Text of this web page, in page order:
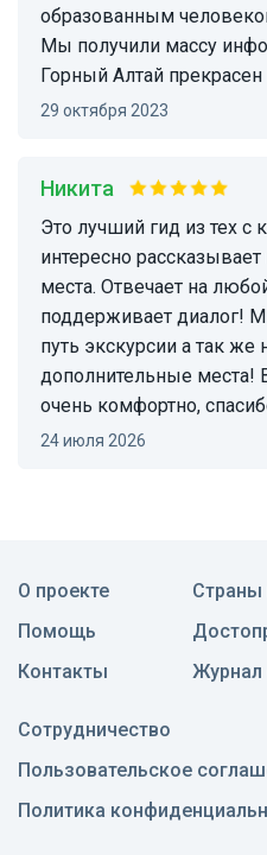
образованным
Мы получили массу
Горный Алтай
29 октября 2023
Никита
Это лучший гид из тех с кем мы были! Очень
интересно
места. Отвечает на
поддерживает диалог!
путь экскурсии а так же
дополнительные места!
очень комфортно,
24 июля 2026
О проекте
Помощь
Контакты
Страны
Журнал
Сотрудничество
Пользовательское
Политика